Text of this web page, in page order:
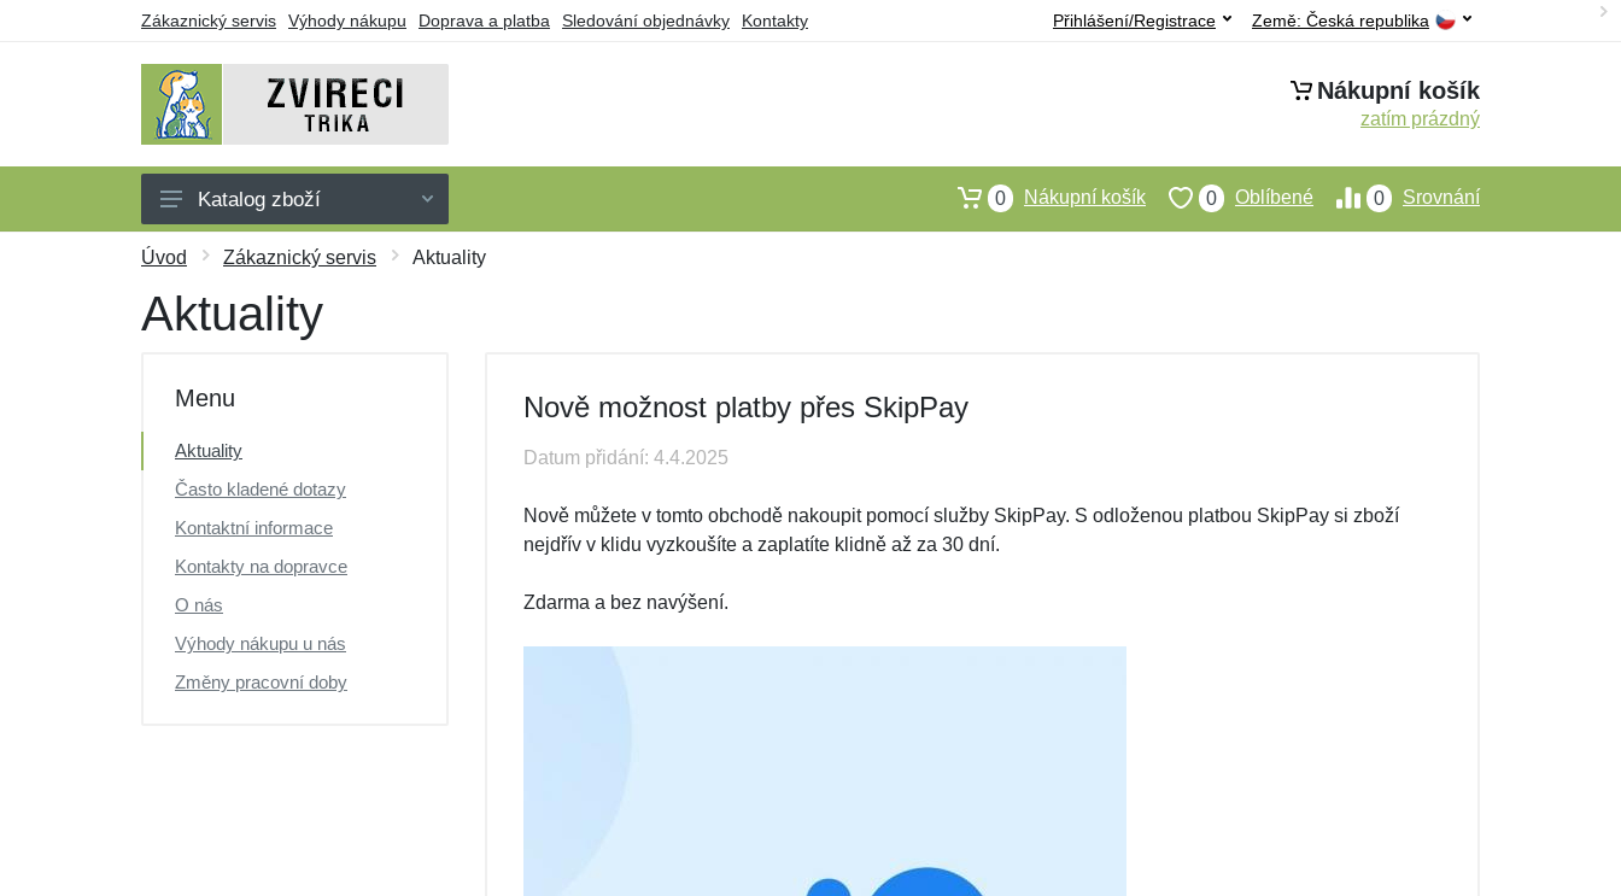
Zákaznický servis Výhody nákupu Doprava a platba Sledování objednávky Kontakty Země: Česká republika
Přihlášení/Registrace
Nákupní košík
zatím prázdný
Trička
Tílka
Katalog zboží 0 Srovnání
0 Oblíbené
0 Nákupní košík
Úvod Zákaznický servis Aktuality
Aktuality
Menu
Aktuality
Často kladené dotazy
Kontaktní informace
Kontakty na dopravce
O nás
Výhody nákupu u nás
Změny pracovní doby
Nově možnost platby přes SkipPay
Datum přidání: 4.4.2025
Nově můžete v tomto obchodě nakoupit pomocí služby SkipPay. S odloženou platbou SkipPay si zboží
nejdřív v klidu vyzkoušíte a zaplatíte klidně až za 30 dní.
Zdarma a bez navýšení.